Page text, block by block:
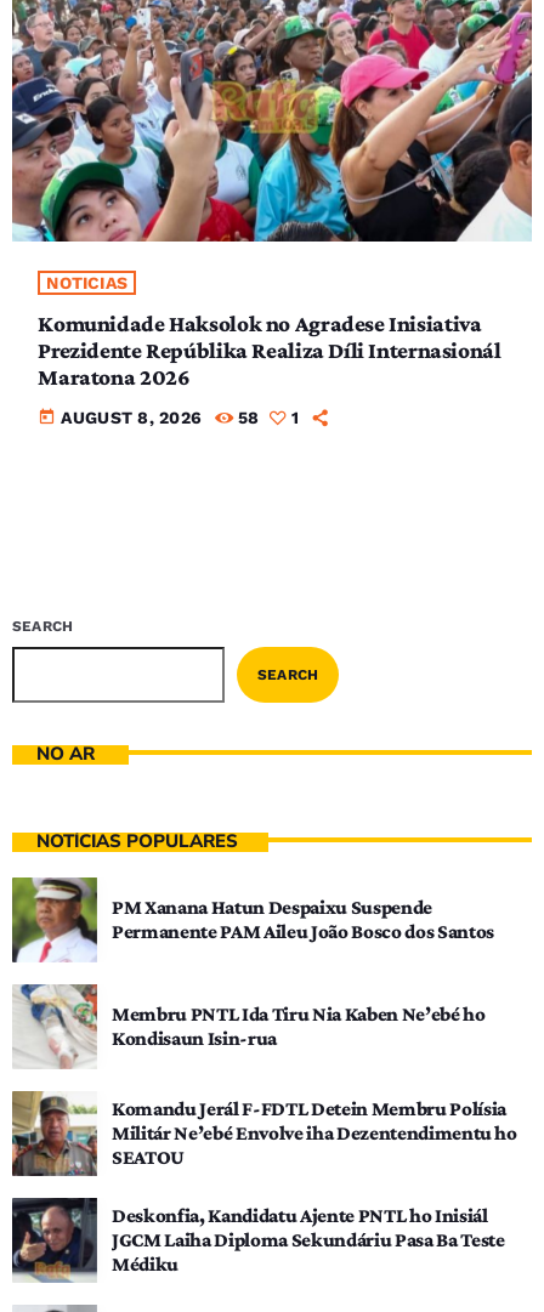
NOTICIAS
Komunidade Haksolok no Agradese Inisiativa
Prezidente Repúblika Realiza Díli Internasionál
Maratona 2026
today AUGUST 8, 2026 58 1
SEARCH
SEARCH
NO AR
NOTÍCIAS POPULARES
PM Xanana Hatun Despaixu Suspende
Permanente PAM Aileu João Bosco dos Santos
Membru PNTL Ida Tiru Nia Kaben Ne’ebé ho
Kondisaun Isin-rua
Komandu Jerál F-FDTL Detein Membru Polísia
Militár Ne’ebé Envolve iha Dezentendimentu ho
SEATOU
Deskonfia, Kandidatu Ajente PNTL ho Inisiál
JGCM Laiha Diploma Sekundáriu Pasa Ba Teste
Médiku